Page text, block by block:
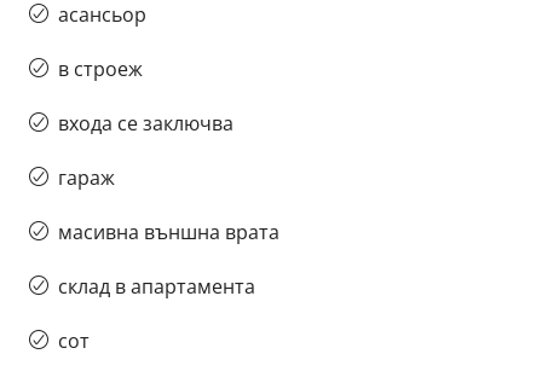
асансьор
в строеж
входа се заключва
гараж
масивна външна врата
склад в апартамента
сот